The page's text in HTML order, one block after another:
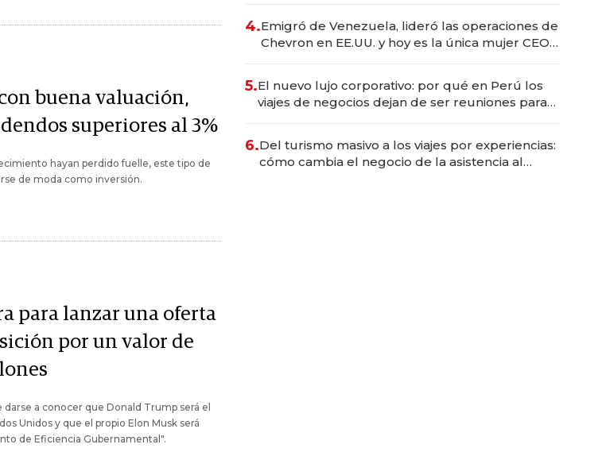
buena valuación,
superiores al 3%
hayan perdido fuelle, este tipo de
de moda como inversión.
para lanzar una oferta
por un valor de
a conocer que Donald Trump será el
Unidos y que el propio Elon Musk será
de Eficiencia Gubernamental".
4.Emigró de Venezuela, lideró las operaciones de
Chevron en EE.UU. y hoy es la única mujer CEO
5.El nuevo lujo corporativo: por qué en Perú los
viajes de negocios dejan de ser reuniones para
6.Del turismo masivo a los viajes por experiencias:
cómo cambia el negocio de la asistencia al